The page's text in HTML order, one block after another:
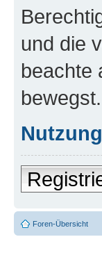
und die
beachte
bewegst.
Foren-Übersicht